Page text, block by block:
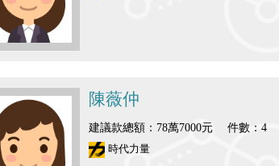
陳薇仲
建議款總額：78萬7000元 件數：4
時代力量